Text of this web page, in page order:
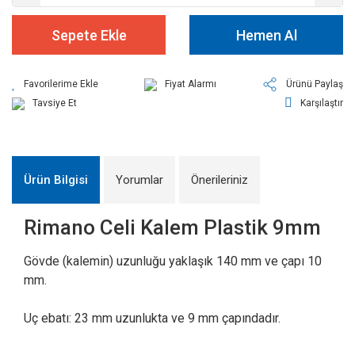
Sepete Ekle Hemen Al
Fiyat Alarmı
Ürünü Paylaş
Tavsiye Et
Karşılaştır
Ürün Bilgisi Yorumlar Önerileriniz
Rimano Celi Kalem Plastik 9mm
Gövde (kalemin) uzunluğu yaklaşık 140 mm ve çapı 10
mm.
Uç ebatı: 23 mm uzunlukta ve 9 mm çapındadır.